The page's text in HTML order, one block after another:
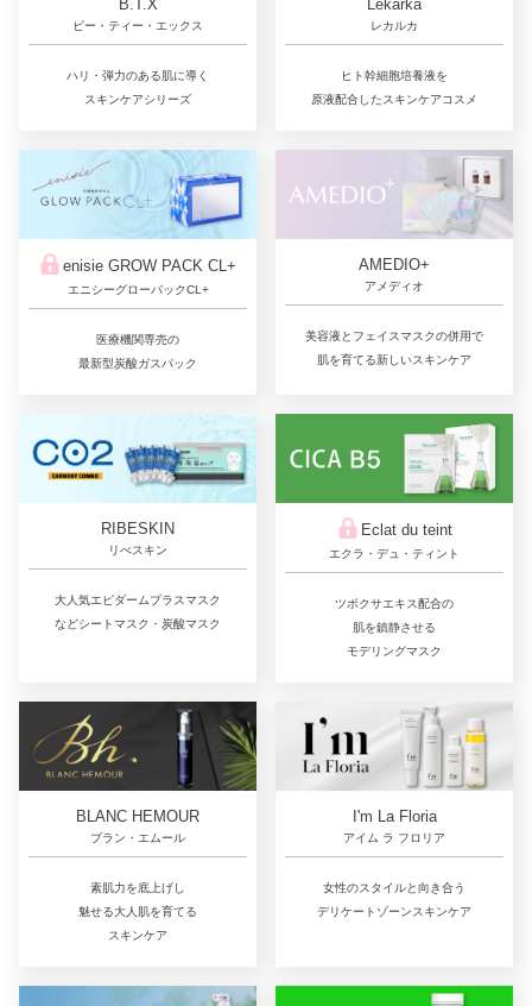
B.T.X
ビー・ティー・エックス
ハリ・弾力のある肌に導く
スキンケアシリーズ
Lekarka
レカルカ
ヒト幹細胞培養液を
原液配合したスキンケアコスメ
enisie GROW PACK CL+
エニシーグローパックCL+
医療機関専売の
最新型炭酸ガスパック
AMEDIO+
アメディオ
美容液とフェイスマスクの併用で
肌を育てる新しいスキンケア
RIBESKIN
リべスキン
大人気エピダームプラスマスク
などシートマスク・炭酸マスク
Eclat du teint
エクラ・デュ・ティント
ツボクサエキス配合の
肌を鎮静させる
モデリングマスク
BLANC HEMOUR
ブラン・エムール
素肌力を底上げし
魅せる大人肌を育てる
スキンケア
I'm La Floria
アイム ラ フロリア
女性のスタイルと向き合う
デリケートゾーンスキンケア